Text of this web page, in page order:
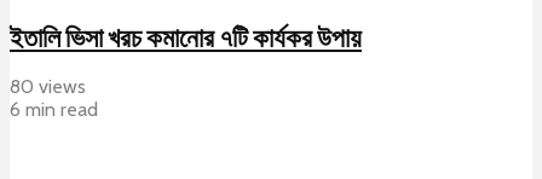
ইতালি ভিসা খরচ কমানোর ৭টি কার্যকর উপায়
80 views
6 min read